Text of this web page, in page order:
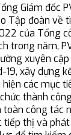
Giám đốc
Tập đoàn về
của Tổng
trong năm,
xuyên cập
19, xây dựng
các mục
thành
toàn công tác
thị và